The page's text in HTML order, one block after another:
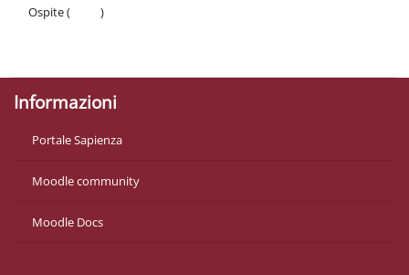
Ospite (
)
Informazioni
Portale Sapienza
Moodle community
Moodle Docs